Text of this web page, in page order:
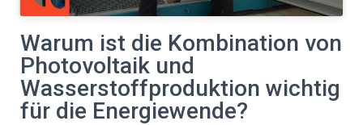
Warum ist die Kombination von
Photovoltaik und
Wasserstoffproduktion wichtig
für die Energiewende?